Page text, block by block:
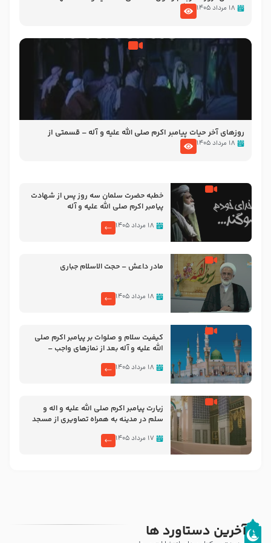
پیامبر اکرم صلی الله علیه و آله
۱۸ مرداد ۱۴۰۵
روزهای آخر حیات پیامبر اکرم صلی الله علیه و آله – قسمتی از
نوانمایش حرامیان در احرام – 1389
۱۸ مرداد ۱۴۰۵
خطبه حضرت سلمان سه روز پس از شهادت
پیامبر اکرم صلی الله علیه و آله
۱۸ مرداد ۱۴۰۵
مادر داعش – حجت الاسلام جباری
۱۸ مرداد ۱۴۰۵
کیفیت سلام و صلوات بر پیامبر اکرم صلی
الله علیه و آله بعد از نمازهای واجب –
۱۸ مرداد ۱۴۰۵
زیارت پیامبر اکرم صلی الله علیه و اله و
سلم در مدینه به همراه تصاویری از مسجد
۱۷ مرداد ۱۴۰۵
آخرین دستاورد ها